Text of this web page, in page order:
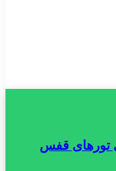
تورهای قفس